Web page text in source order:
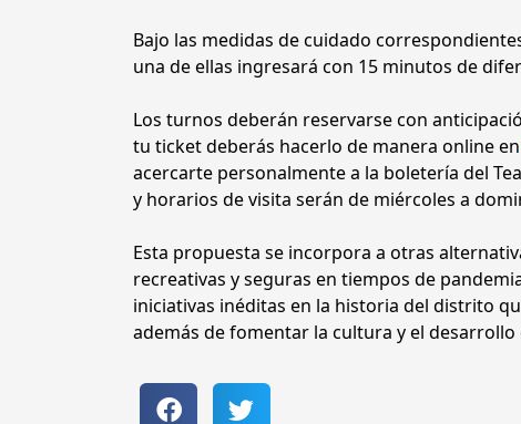
Bajo las medidas de cuidado
una de ellas ingresará con 15 minutos de
Los turnos deberán reservarse con
tu ticket deberás hacerlo de manera online
acercarte personalmente a la boletería del
y horarios de visita serán de miércoles a
Esta propuesta se incorpora a otras
recreativas y seguras en tiempos de
iniciativas inéditas en la historia del distrito
además de fomentar la cultura y el